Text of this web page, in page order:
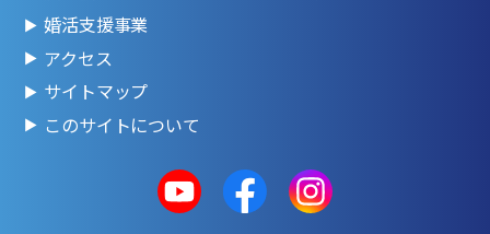
婚活支援事業
アクセス
サイトマップ
このサイトについて